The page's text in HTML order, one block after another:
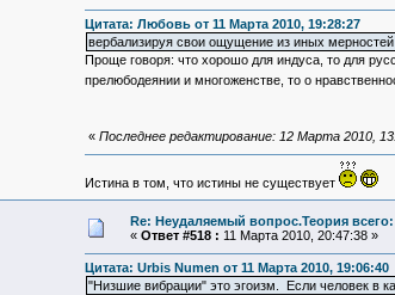
Цитата: Любовь от 11 Марта 2010, 19:28:27
вербализируя свои ощущение из иных
Проще говоря: что хорошо для индуса, то для
прелюбодеянии и многоженстве, то о
« Последнее редактирование: 12 Марта 2010,
Истина в том, что истины не существует
Re: Неудаляемый вопрос.Теория
« Ответ #518 : 11 Марта 2010, 20:47:38 »
Цитата: Urbis Numen от 11 Марта 2010, 19:06:40
"Низшие вибрации" это эгоизм. Если человек в